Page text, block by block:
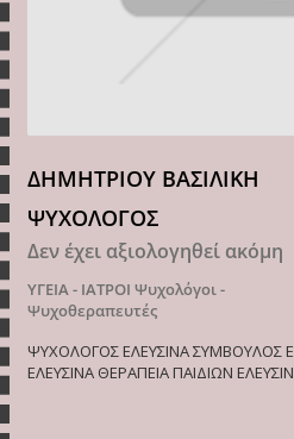
ΔΗΜΗΤΡΙΟΥ ΒΑΣΙΛΙΚΗ
ΨΥΧΟΛΟΓΟΣ
Δεν έχει αξιολογηθεί ακόμη
ΥΓΕΙΑ - ΙΑΤΡΟΙ Ψυχολόγοι -
Ψυχοθεραπευτές
ΨΥΧΟΛΟΓΟΣ ΕΛΕΥΣΙΝΑ ΣΥΜΒΟΥΛΟΣ
ΕΛΕΥΣΙΝΑ ΘΕΡΑΠΕΙΑ ΠΑΙΔΙΩΝ